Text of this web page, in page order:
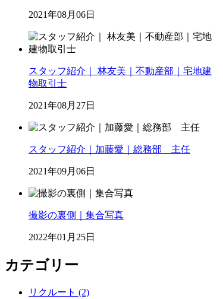
2021年08月06日
スタッフ紹介｜ 林友美｜不動産部｜宅地建
物取引士
2021年08月27日
スタッフ紹介｜加藤愛｜総務部 主任
2021年09月06日
撮影の裏側｜集合写真
2022年01月25日
カテゴリー
リクルート (2)